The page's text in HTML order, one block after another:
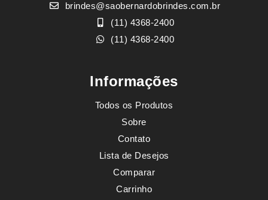
brindes@saobernardobrindes.com.br
(11) 4368-2400
(11) 4368-2400
Informações
Todos os Produtos
Sobre
Contato
Lista de Desejos
Comparar
Carrinho